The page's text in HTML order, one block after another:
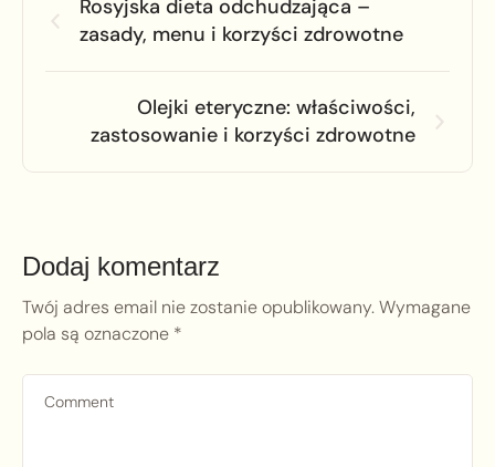
Rosyjska dieta odchudzająca –
zasady, menu i korzyści zdrowotne
Olejki eteryczne: właściwości,
zastosowanie i korzyści zdrowotne
Dodaj komentarz
Twój adres email nie zostanie opublikowany.Wymagane
pola są oznaczone *